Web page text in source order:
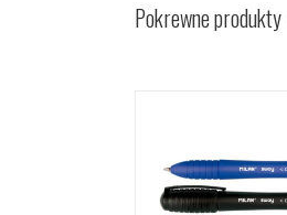
Pokrewne produkty